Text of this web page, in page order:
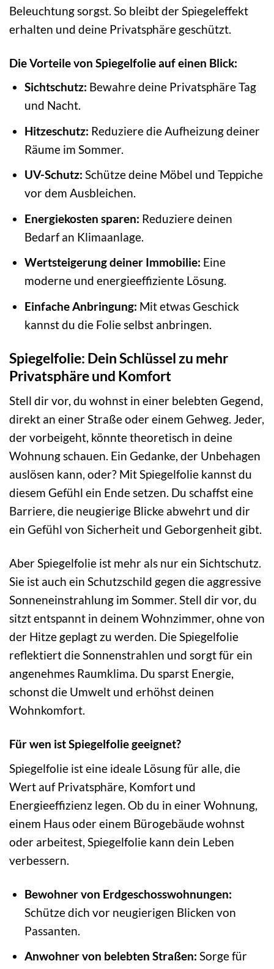
Beleuchtung sorgst. So bleibt der Spiegeleffekt
erhalten und deine Privatsphäre geschützt.
Die Vorteile von Spiegelfolie auf einen Blick:
Sichtschutz: Bewahre deine Privatsphäre Tag
und Nacht.
Hitzeschutz: Reduziere die Aufheizung deiner
Räume im Sommer.
UV-Schutz: Schütze deine Möbel und Teppiche
vor dem Ausbleichen.
Energiekosten sparen: Reduziere deinen
Bedarf an Klimaanlage.
Wertsteigerung deiner Immobilie: Eine
moderne und energieeffiziente Lösung.
Einfache Anbringung: Mit etwas Geschick
kannst du die Folie selbst anbringen.
Spiegelfolie: Dein Schlüssel zu mehr
Privatsphäre und Komfort
Stell dir vor, du wohnst in einer belebten Gegend,
direkt an einer Straße oder einem Gehweg. Jeder,
der vorbeigeht, könnte theoretisch in deine
Wohnung schauen. Ein Gedanke, der Unbehagen
auslösen kann, oder? Mit Spiegelfolie kannst du
diesem Gefühl ein Ende setzen. Du schaffst eine
Barriere, die neugierige Blicke abwehrt und dir
ein Gefühl von Sicherheit und Geborgenheit gibt.
Aber Spiegelfolie ist mehr als nur ein Sichtschutz.
Sie ist auch ein Schutzschild gegen die aggressive
Sonneneinstrahlung im Sommer. Stell dir vor, du
sitzt entspannt in deinem Wohnzimmer, ohne von
der Hitze geplagt zu werden. Die Spiegelfolie
reflektiert die Sonnenstrahlen und sorgt für ein
angenehmes Raumklima. Du sparst Energie,
schonst die Umwelt und erhöhst deinen
Wohnkomfort.
Für wen ist Spiegelfolie geeignet?
Spiegelfolie ist eine ideale Lösung für alle, die
Wert auf Privatsphäre, Komfort und
Energieeffizienz legen. Ob du in einer Wohnung,
einem Haus oder einem Bürogebäude wohnst
oder arbeitest, Spiegelfolie kann dein Leben
verbessern.
Bewohner von Erdgeschosswohnungen:
Schütze dich vor neugierigen Blicken von
Passanten.
Anwohner von belebten Straßen: Sorge für